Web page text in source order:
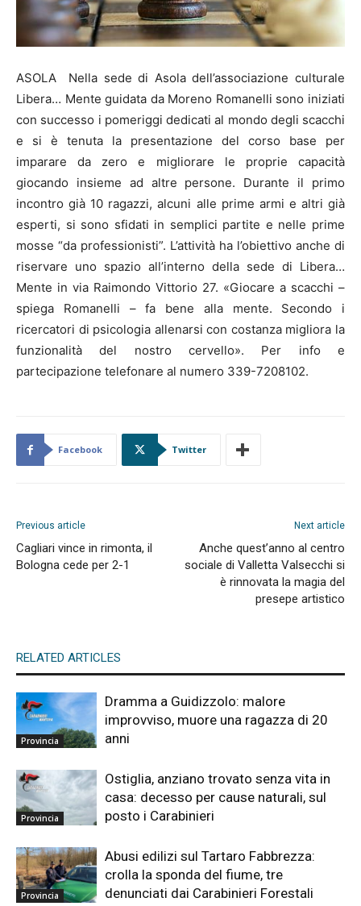
ASOLA Nella sede di Asola dell’associazione culturale
Libera… Mente guidata da Moreno Romanelli sono iniziati
con successo i pomeriggi dedicati al mondo degli scacchi
e si è tenuta la presentazione del corso base per
imparare da zero e migliorare le proprie capacità
giocando insieme ad altre persone. Durante il primo
incontro già 10 ragazzi, alcuni alle prime armi e altri già
esperti, si sono sfidati in semplici partite e nelle prime
mosse “da professionisti”. L’attività ha l’obiettivo anche di
riservare uno spazio all’interno della sede di Libera…
Mente in via Raimondo Vittorio 27. «Giocare a scacchi –
spiega Romanelli – fa bene alla mente. Secondo i
ricercatori di psicologia allenarsi con costanza migliora la
funzionalità del nostro cervello». Per info e
partecipazione telefonare al numero 339-7208102.
Facebook Twitter
Previous article
Cagliari vince in rimonta, il
Bologna cede per 2-1
Next article
Anche quest’anno al centro
sociale di Valletta Valsecchi si
è rinnovata la magia del
presepe artistico
RELATED ARTICLES
Provincia
Dramma a Guidizzolo: malore
improvviso, muore una ragazza di 20
anni
Provincia
Ostiglia, anziano trovato senza vita in
casa: decesso per cause naturali, sul
posto i Carabinieri
Provincia
Abusi edilizi sul Tartaro Fabbrezza:
crolla la sponda del fiume, tre
denunciati dai Carabinieri Forestali